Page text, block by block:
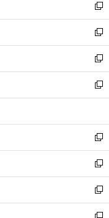
く
で
開
く
ド
ウ
で
開
く
ィ
ン
ド
ウ
で
開
く
い
ウ
ィ
ン
ド
ウ
で
開
新
し
い
ウ
ィ
ン
ド
ウ
開
く
新
し
い
ウ
ィ
ン
ウ
で
開
く
新
し
い
ウ
ン
ド
ウ
で
開
く
新
し
ウ
ィ
ン
ド
ウ
で
開
く
新
し
い
ウ
ィ
ン
新
し
い
ウ
新
し